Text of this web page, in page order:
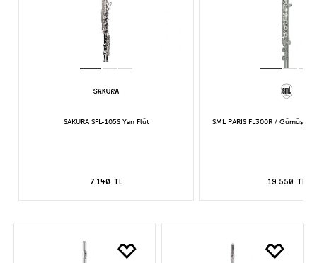
SAKURA SFL-105S Yan Flüt
7.140 TL
SML PARIS FL300R / Gümüş
19.550 TL